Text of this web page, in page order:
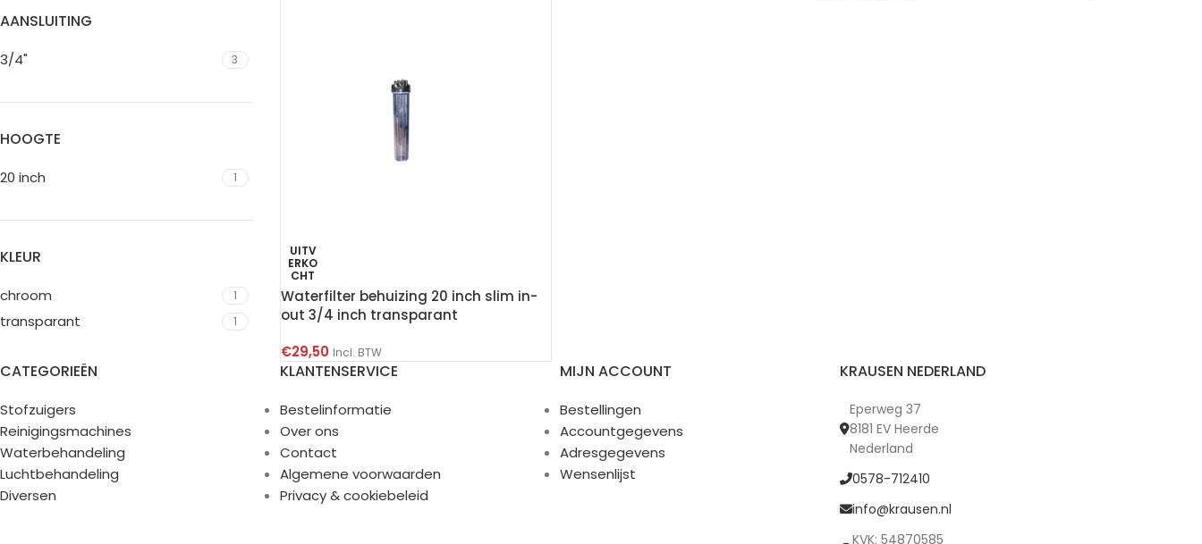
AANSLUITING
3/4" 3
HOOGTE
20 inch 1
KLEUR
chroom 1
transparant 1
UITV
ERKO
CHT
Waterfilter behuizing 20 inch slim in-
out 3/4 inch transparant
€29,50 Incl. BTW
CATEGORIEËN
Stofzuigers
Reinigingsmachines
Waterbehandeling
Luchtbehandeling
Diversen
KLANTENSERVICE
Bestelinformatie
Over ons
Contact
Algemene voorwaarden
Privacy & cookiebeleid
MIJN ACCOUNT
Bestellingen
Accountgegevens
Adresgegevens
Wensenlijst
KRAUSEN NEDERLAND
Eperweg 37
8181 EV Heerde
Nederland
0578-712410
info@krausen.nl
KVK: 54870585